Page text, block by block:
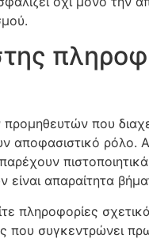
που
αποφασιστικό
απαραίτητα
πληροφορίες
που συγκεντρώνει